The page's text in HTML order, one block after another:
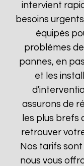
intervient
besoins
équipés
problèmes
pannes, en
et les
assurons de
les plus brefs
retrouver
Nos tarifs
nous vous